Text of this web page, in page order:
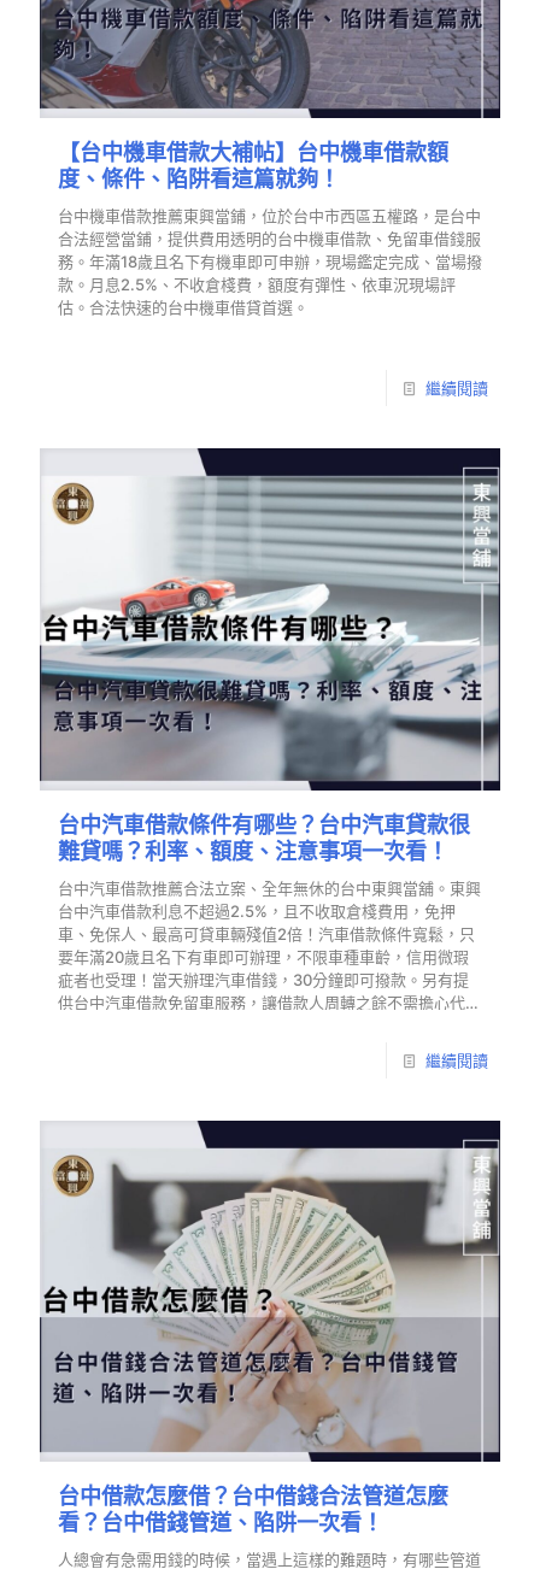
【台中機車借款大補帖】台中機車借款額
度、條件、陷阱看這篇就夠！
台中機車借款推薦東興當鋪，位於台中市西區五權路，是台中
合法經營當鋪，提供費用透明的台中機車借款、免留車借錢服
務。年滿18歲且名下有機車即可申辦，現場鑑定完成、當場撥
款。月息2.5%、不收倉棧費，額度有彈性、依車況現場評
估。合法快速的台中機車借貸首選。
繼續閱讀
台中汽車借款條件有哪些？台中汽車貸款很
難貸嗎？利率、額度、注意事項一次看！
台中汽車借款推薦合法立案、全年無休的台中東興當舖。東興
台中汽車借款利息不超過2.5%，且不收取倉棧費用，免押
車、免保人、最高可貸車輛殘值2倍！汽車借款條件寬鬆，只
要年滿20歲且名下有車即可辦理，不限車種車齡，信用微瑕
疵者也受理！當天辦理汽車借錢，30分鐘即可撥款。另有提
供台中汽車借款免留車服務，讓借款人周轉之餘不需擔心代步
繼續閱讀
台中借款怎麼借？台中借錢合法管道怎麼
看？台中借錢管道、陷阱一次看！
人總會有急需用錢的時候，當遇上這樣的難題時，有哪些管道